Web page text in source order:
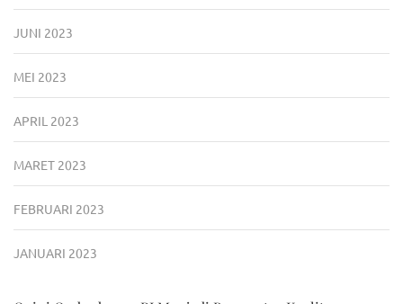
JUNI 2023
MEI 2023
APRIL 2023
MARET 2023
FEBRUARI 2023
JANUARI 2023